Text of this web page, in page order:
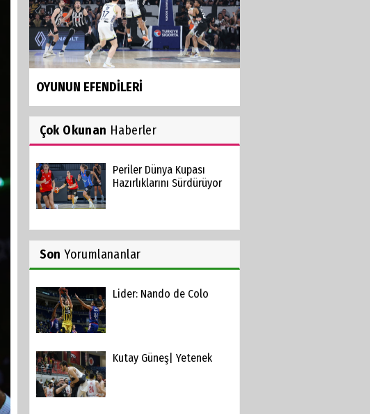
OYUNUN EFENDİLERİ
Çok Okunan Haberler
Periler Dünya Kupası
Hazırlıklarını Sürdürüyor
Son Yorumlananlar
Lider: Nando de Colo
Kutay Güneş| Yetenek